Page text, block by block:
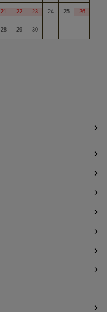
21 22 23 24 25 26
28 29 30